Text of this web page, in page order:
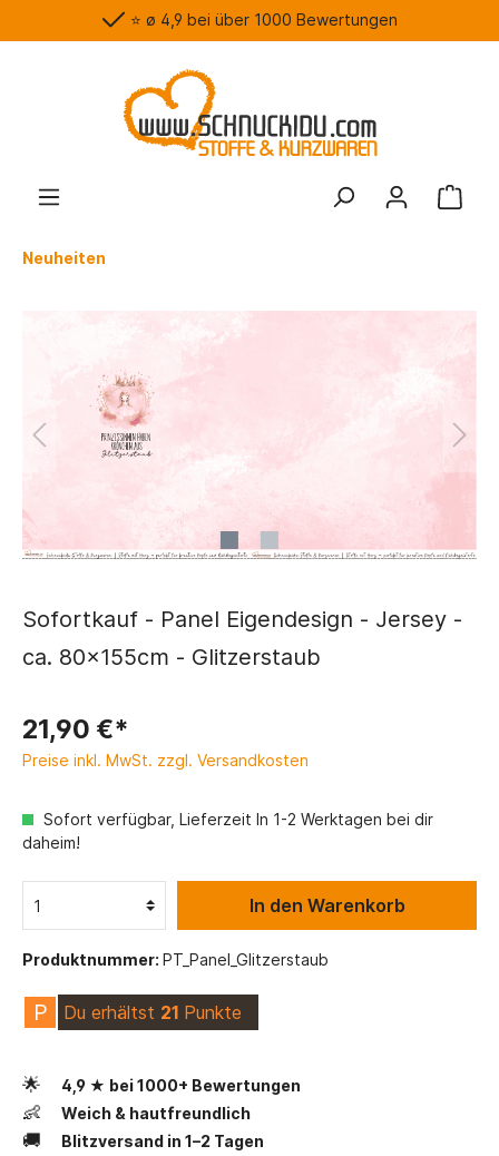
⭐️ ø 4,9 bei über 1000 Bewertungen
Neuheiten
Sofortkauf - Panel Eigendesign - Jersey -
ca. 80x155cm - Glitzerstaub
21,90 €*
Preise inkl. MwSt. zzgl. Versandkosten
Sofort verfügbar, Lieferzeit In 1-2 Werktagen bei dir
daheim!
In den Warenkorb
Produktnummer: PT_Panel_Glitzerstaub
P Du erhältst 21 Punkte
🌟 4,9 ★ bei 1000+ Bewertungen
👶 Weich & hautfreundlich
🚚 Blitzversand in 1–2 Tagen